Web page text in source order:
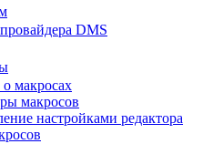
DMS
макросах
макросов
настройками редактора